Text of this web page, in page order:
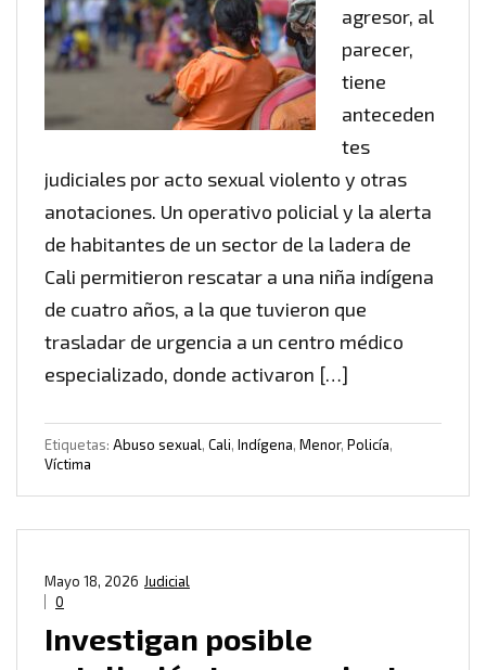
agresor, al
parecer,
tiene
anteceden
tes
judiciales por acto sexual violento y otras
anotaciones. Un operativo policial y la alerta
de habitantes de un sector de la ladera de
Cali permitieron rescatar a una niña indígena
de cuatro años, a la que tuvieron que
trasladar de urgencia a un centro médico
especializado, donde activaron […]
Etiquetas: Abuso sexual, Cali, Indígena, Menor, Policía,
Víctima
Judicial
Mayo 18, 2026
0
Investigan posible